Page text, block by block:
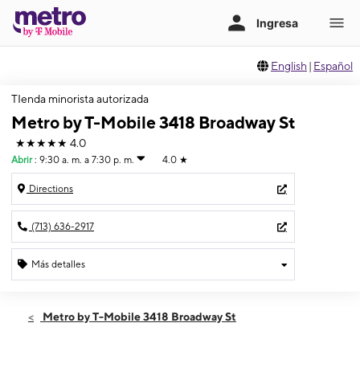
English | Español
TIenda minorista autorizada
Metro by T-Mobile 3418 Broadway St
★★★★★ 4.0
Abrir : 9:30 a. m. a 7:30 p. m. 4.0 ★
Directions
(713) 636-2917
Más detalles
Viernes:9:30 a. m. a 7:30 p. m.
Metro by T-Mobile 3418 Broadway St